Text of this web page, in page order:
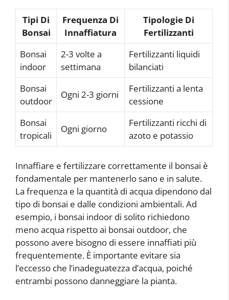
Tipi Di
Bonsai
Frequenza Di
Innaffiatura
Tipologie Di
Fertilizzanti
Bonsai
indoor
2-3 volte a
settimana
Fertilizzanti liquidi
bilanciati
Bonsai
outdoor
Ogni 2-3 giorni
Fertilizzanti a lenta
cessione
Bonsai
tropicali
Ogni giorno
Fertilizzanti ricchi di
azoto e potassio
Innaffiare e fertilizzare correttamente il bonsai è
fondamentale per mantenerlo sano e in salute.
La frequenza e la quantità di acqua dipendono dal
tipo di bonsai e dalle condizioni ambientali. Ad
esempio, i bonsai indoor di solito richiedono
meno acqua rispetto ai bonsai outdoor, che
possono avere bisogno di essere innaffiati più
frequentemente. È importante evitare sia
l’eccesso che l’inadeguatezza d’acqua, poiché
entrambi possono danneggiare la pianta.